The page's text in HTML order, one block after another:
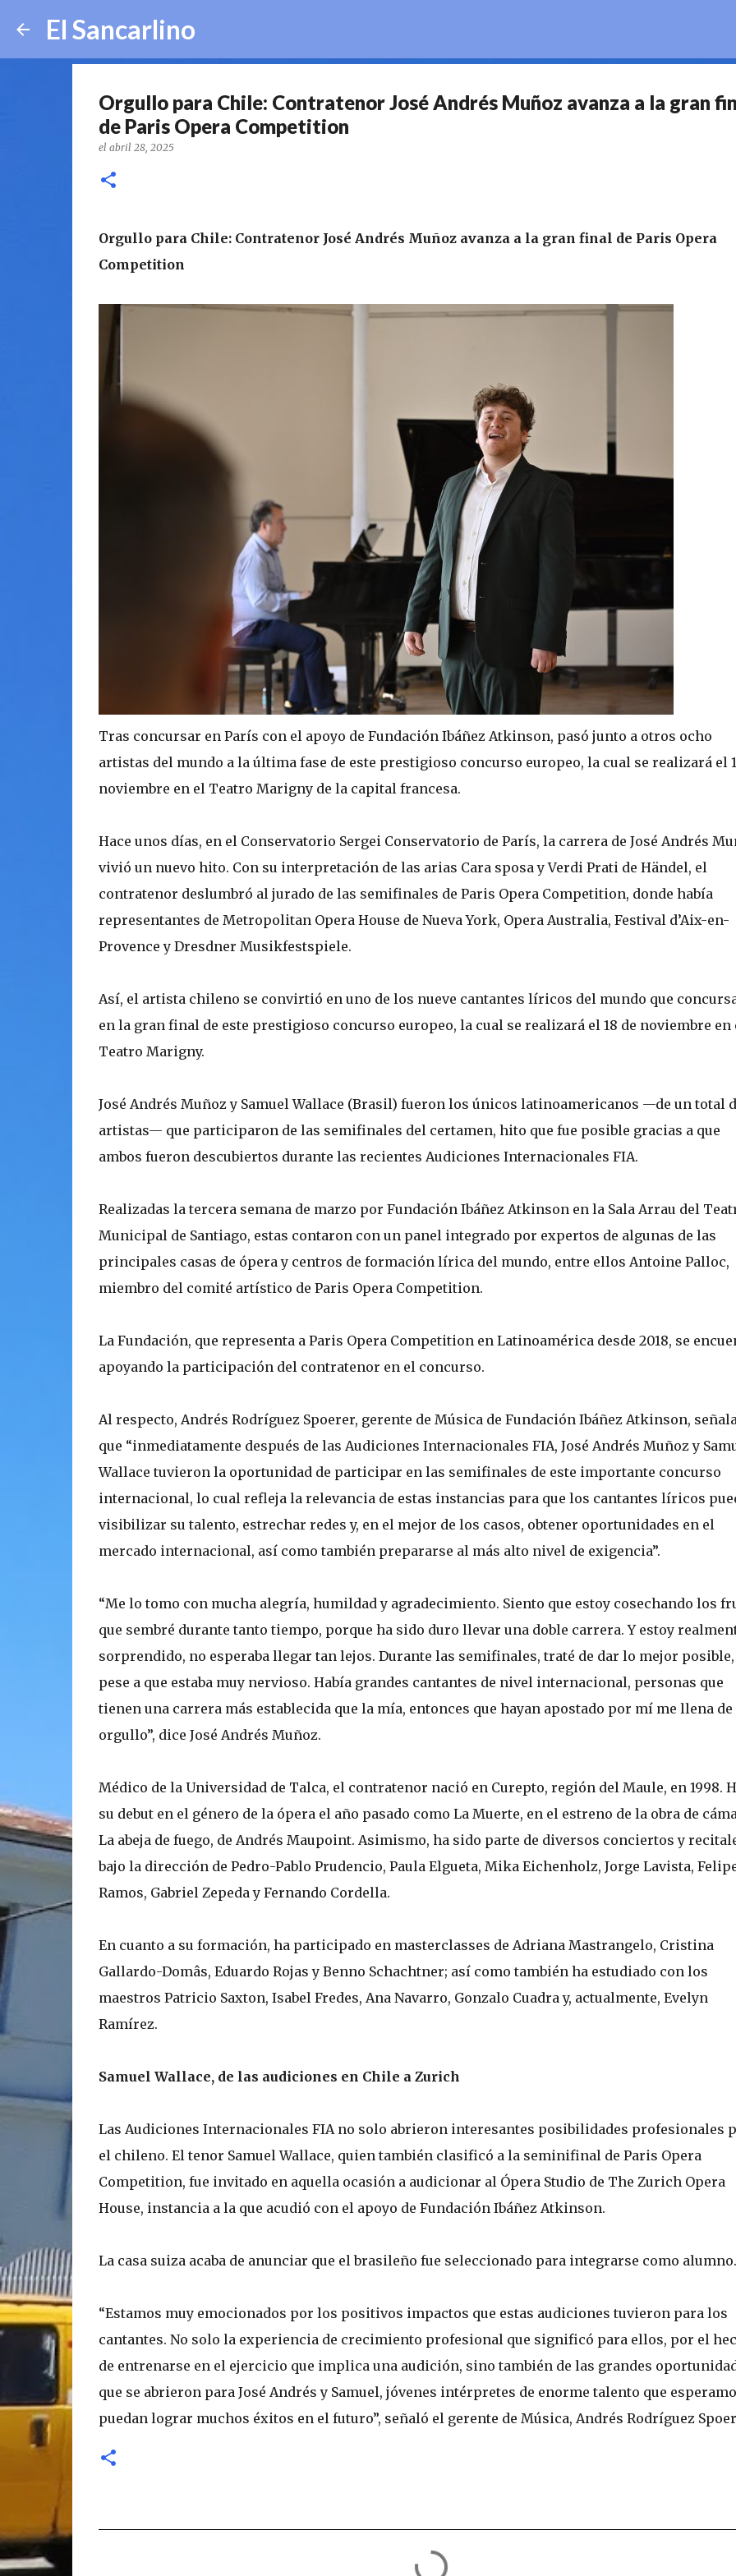
El Sancarlino
Orgullo para Chile: Contratenor José Andrés Muñoz avanza a la gran
de Paris Opera Competition
el abril 28, 2025
Orgullo para Chile: Contratenor José Andrés Muñoz avanza a la gran final de Paris Opera
Competition
Tras concursar en París con el apoyo de Fundación Ibáñez Atkinson, pasó junto a otros ocho
artistas del mundo a la última fase de este prestigioso concurso europeo, la cual se realizará el
noviembre en el Teatro Marigny de la capital francesa.
Hace unos días, en el Conservatorio Sergei Conservatorio de París, la carrera de José Andrés
vivió un nuevo hito. Con su interpretación de las arias Cara sposa y Verdi Prati de Händel, el
contratenor deslumbró al jurado de las semifinales de Paris Opera Competition, donde había
representantes de Metropolitan Opera House de Nueva York, Opera Australia, Festival d’Aix-en-
Provence y Dresdner Musikfestspiele.
Así, el artista chileno se convirtió en uno de los nueve cantantes líricos del mundo que
en la gran final de este prestigioso concurso europeo, la cual se realizará el 18 de noviembre en
Teatro Marigny.
José Andrés Muñoz y Samuel Wallace (Brasil) fueron los únicos latinoamericanos —de un total
artistas— que participaron de las semifinales del certamen, hito que fue posible gracias a que
ambos fueron descubiertos durante las recientes Audiciones Internacionales FIA.
Realizadas la tercera semana de marzo por Fundación Ibáñez Atkinson en la Sala Arrau del
Municipal de Santiago, estas contaron con un panel integrado por expertos de algunas de las
principales casas de ópera y centros de formación lírica del mundo, entre ellos Antoine Palloc,
miembro del comité artístico de Paris Opera Competition.
La Fundación, que representa a Paris Opera Competition en Latinoamérica desde 2018, se
apoyando la participación del contratenor en el concurso.
Al respecto, Andrés Rodríguez Spoerer, gerente de Música de Fundación Ibáñez Atkinson,
que “inmediatamente después de las Audiciones Internacionales FIA, José Andrés Muñoz y
Wallace tuvieron la oportunidad de participar en las semifinales de este importante concurso
internacional, lo cual refleja la relevancia de estas instancias para que los cantantes líricos
visibilizar su talento, estrechar redes y, en el mejor de los casos, obtener oportunidades en el
mercado internacional, así como también prepararse al más alto nivel de exigencia”.
“Me lo tomo con mucha alegría, humildad y agradecimiento. Siento que estoy cosechando los
que sembré durante tanto tiempo, porque ha sido duro llevar una doble carrera. Y estoy
sorprendido, no esperaba llegar tan lejos. Durante las semifinales, traté de dar lo mejor posible,
pese a que estaba muy nervioso. Había grandes cantantes de nivel internacional, personas que
tienen una carrera más establecida que la mía, entonces que hayan apostado por mí me llena de
orgullo”, dice José Andrés Muñoz.
Médico de la Universidad de Talca, el contratenor nació en Curepto, región del Maule, en 1998.
su debut en el género de la ópera el año pasado como La Muerte, en el estreno de la obra de
La abeja de fuego, de Andrés Maupoint. Asimismo, ha sido parte de diversos conciertos y
bajo la dirección de Pedro-Pablo Prudencio, Paula Elgueta, Mika Eichenholz, Jorge Lavista,
Ramos, Gabriel Zepeda y Fernando Cordella.
En cuanto a su formación, ha participado en masterclasses de Adriana Mastrangelo, Cristina
Gallardo-Domâs, Eduardo Rojas y Benno Schachtner; así como también ha estudiado con los
maestros Patricio Saxton, Isabel Fredes, Ana Navarro, Gonzalo Cuadra y, actualmente, Evelyn
Ramírez.
Samuel Wallace, de las audiciones en Chile a Zurich
Las Audiciones Internacionales FIA no solo abrieron interesantes posibilidades profesionales
el chileno. El tenor Samuel Wallace, quien también clasificó a la seminifinal de Paris Opera
Competition, fue invitado en aquella ocasión a audicionar al Ópera Studio de The Zurich Opera
House, instancia a la que acudió con el apoyo de Fundación Ibáñez Atkinson.
La casa suiza acaba de anunciar que el brasileño fue seleccionado para integrarse como alumno.
“Estamos muy emocionados por los positivos impactos que estas audiciones tuvieron para los
cantantes. No solo la experiencia de crecimiento profesional que significó para ellos, por el
de entrenarse en el ejercicio que implica una audición, sino también de las grandes
que se abrieron para José Andrés y Samuel, jóvenes intérpretes de enorme talento que
puedan lograr muchos éxitos en el futuro”, señaló el gerente de Música, Andrés Rodríguez